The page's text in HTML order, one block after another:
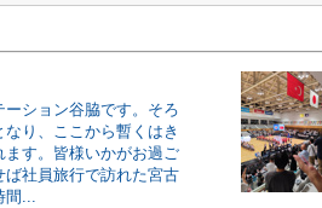
ション谷脇です。そろ
り、ここから暫くはき
す。皆様いかがお過ご
ば社員旅行で訪れた宮古
間...